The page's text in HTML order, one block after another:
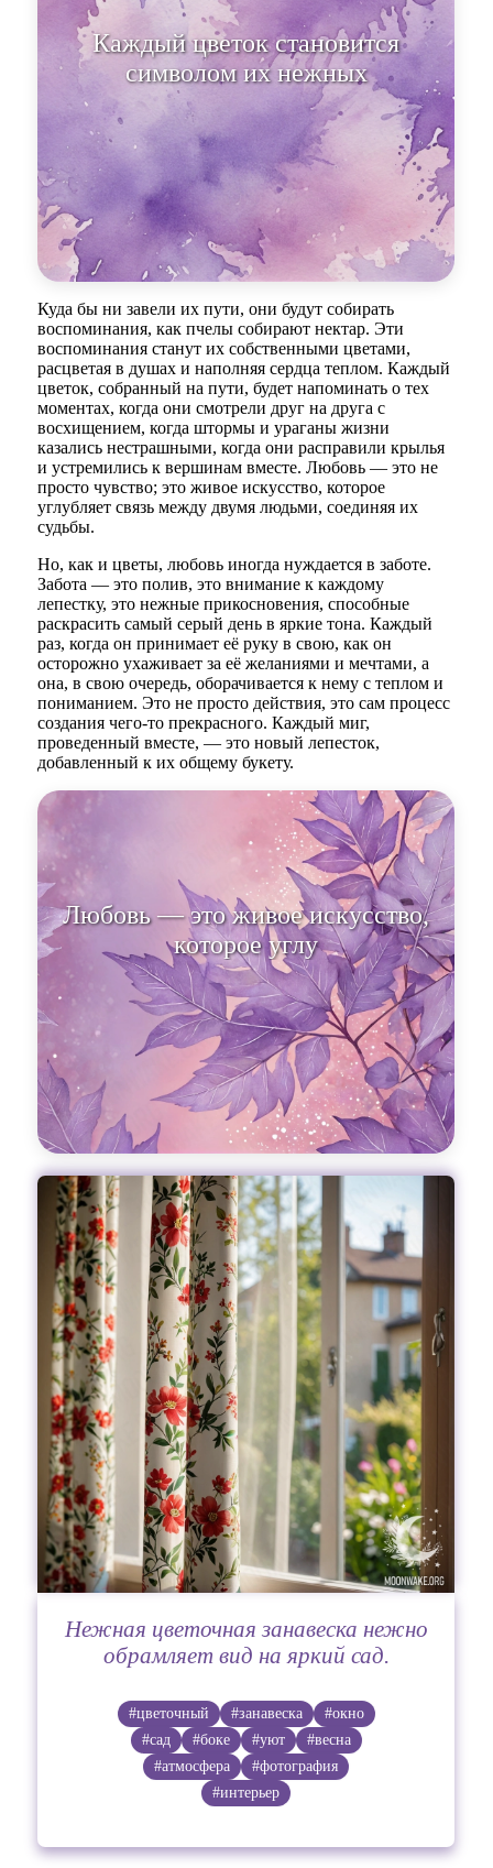
Каждый цветок становится
симво
Куда бы ни завели их пути, они будут собирать
воспоминания, как пчелы собирают нектар. Эти
воспоминания станут их собственными цветами,
расцветая в душах и наполняя сердца теплом. Каждый
цветок, собранный на пути, будет напоминать о тех
моментах, когда они смотрели друг на друга с
восхищением, когда штормы и ураганы жизни
казались нестрашными, когда они расправили крылья
и устремились к вершинам вместе. Любовь — это не
просто чувство; это живое искусство, которое
углубляет связь между двумя людьми, соединяя их
судьбы.
Но, как и цветы, любовь иногда нуждается в заботе.
Забота — это полив, это внимание к каждому
лепестку, это нежные прикосновения, способные
раскрасить самый серый день в яркие тона. Каждый
раз, когда он принимает её руку в свою, как он
осторожно ухаживает за её желаниями и мечтами, а
она, в свою очередь, оборачивается к нему с теплом и
пониманием. Это не просто действия, это сам процесс
создания чего-то прекрасного. Каждый миг,
проведенный вместе, — это новый лепесток,
добавленный к их общему букету.
Любовь — это живое искусство,
которое углубляет связь между
двумя людь
Нежная цветочная занавеска нежно
обрамляет вид на яркий сад.
#цветочный #занавеска
#окно
#сад
#боке #уют
#весна
#атмосфера
#фотография
#интерьер